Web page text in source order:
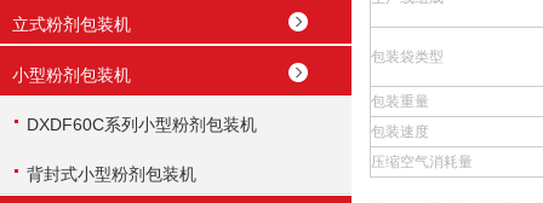
立式粉剂包装机
小型粉剂包装机
DXDF60C系列小型粉剂包装机
背封式小型粉剂包装机
包装袋类型
包装重量
包装速度
压缩空气消耗量